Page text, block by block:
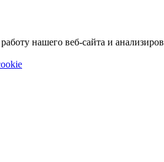
нашего веб-сайта и